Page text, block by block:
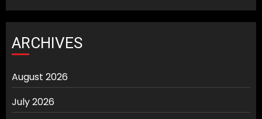
ARCHIVES
August 2026
July 2026